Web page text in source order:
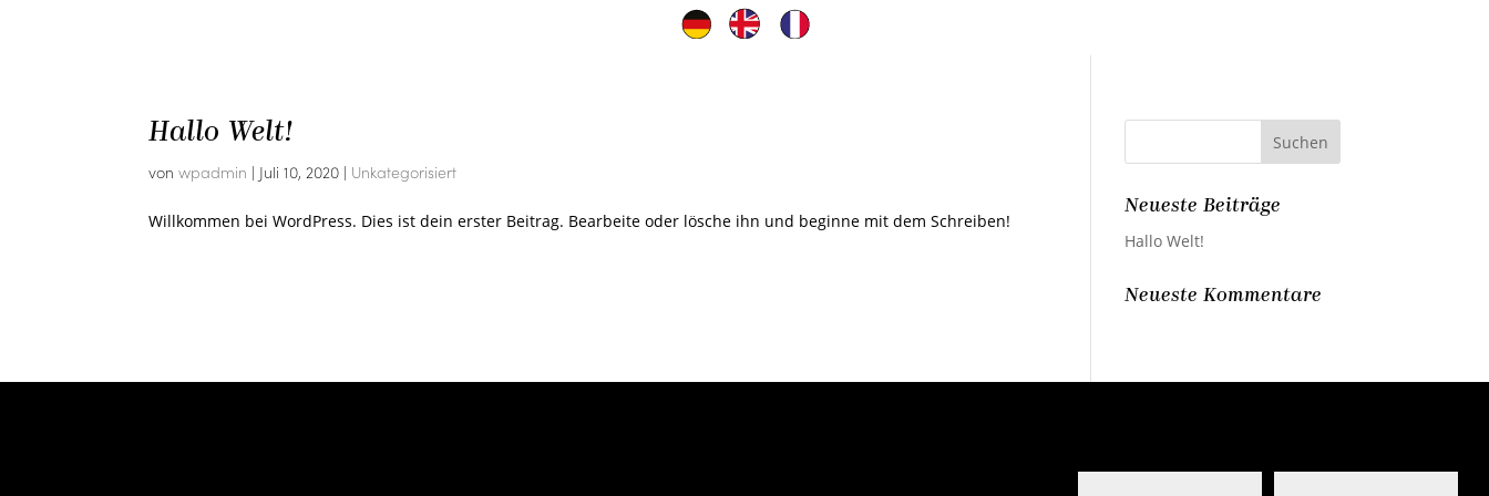
Hallo Welt!
vonwpadmin | Juli 10, 2020 | Unkategorisiert
Willkommen bei WordPress. Dies ist dein erster Beitrag. Bearbeite oder lösche ihn und beginne mit dem Schreiben!
Neueste Beiträge
Hallo Welt!
Neueste Kommentare